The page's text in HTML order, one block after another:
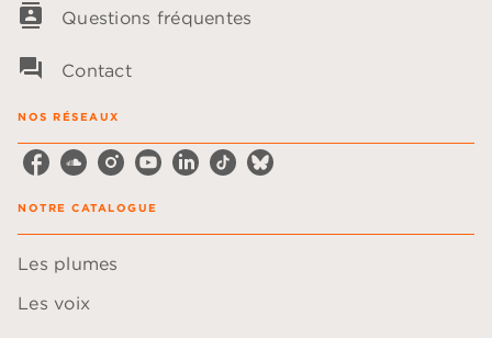
contacts Questions fréquentes
question_answer Contact
NOS RÉSEAUX
NOTRE CATALOGUE
Les plumes
Les voix